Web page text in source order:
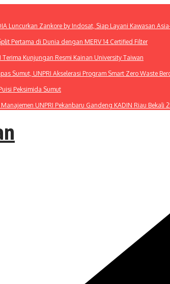
Luncurkan Zankore by Indosat, Siap Layani Kawasan
Pertama di Dunia dengan MERV 14 Certified Filter
Terima Kunjungan Resmi Kainan University Taiwan
Sumut, UNPRI Akselerasi Program Smart Zero Waste
Peksimida Sumut
UNPRI Pekanbaru Gandeng KADIN Riau Bekali